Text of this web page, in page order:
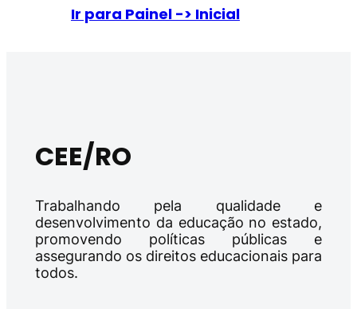
Ir para Painel -> Inicial
CEE/RO
Trabalhando pela qualidade e
desenvolvimento da educação no estado,
promovendo políticas públicas e
assegurando os direitos educacionais para
todos.